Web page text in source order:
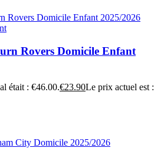
Rovers Domicile Enfant
était : €46.00.€23.90Le prix actuel est :